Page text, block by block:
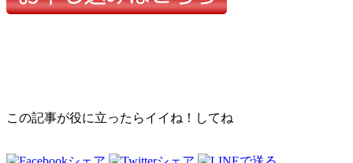
この記事が役に立ったらイイね！してね